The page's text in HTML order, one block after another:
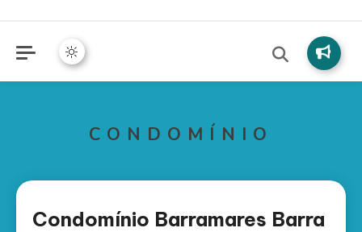
CONDOMÍNIO
Condomínio Barramares Barra